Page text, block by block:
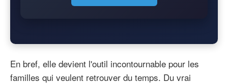
En bref, elle devient l'outil incontournable pour les
familles qui veulent retrouver du temps. Du vrai